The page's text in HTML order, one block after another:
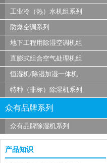
工业冷（热）水机组系列
防爆空调系列
地下工程用除湿空调机组
直膨式组合空气处理机组
恒湿机/除湿加湿一体机
特种（非标）除湿机系列
众有品牌系列
众有品牌除湿机系列
产品知识